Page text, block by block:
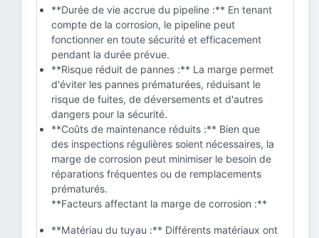
**Durée de vie accrue du pipeline :** En tenant
compte de la corrosion, le pipeline peut
fonctionner en toute sécurité et efficacement
pendant la durée prévue.
**Risque réduit de pannes :** La marge permet
d'éviter les pannes prématurées, réduisant le
risque de fuites, de déversements et d'autres
dangers pour la sécurité.
**Coûts de maintenance réduits :** Bien que
des inspections régulières soient nécessaires, la
marge de corrosion peut minimiser le besoin de
réparations fréquentes ou de remplacements
prématurés.
**Facteurs affectant la marge de corrosion :**
**Matériau du tuyau :** Différents matériaux ont